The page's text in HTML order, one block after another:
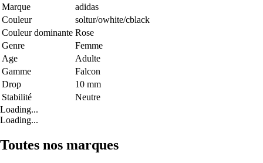
Marque
adidas
Couleur
soltur/owhite/cblack
Couleur dominante Rose
Genre
Femme
Age
Adulte
Gamme
Falcon
Drop
10 mm
Stabilité
Neutre
Loading...
Loading...
Toutes nos marques